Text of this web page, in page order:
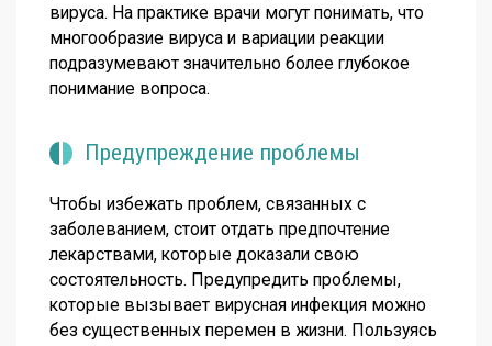
вируса. На практике врачи могут понимать, что
многообразие вируса и вариации реакции
подразумевают значительно более глубокое
понимание вопроса.
Предупреждение проблемы
Чтобы избежать проблем, связанных с
заболеванием, стоит отдать предпочтение
лекарствами, которые доказали свою
состоятельность. Предупредить проблемы,
которые вызывает вирусная инфекция можно
без существенных перемен в жизни. Пользуясь